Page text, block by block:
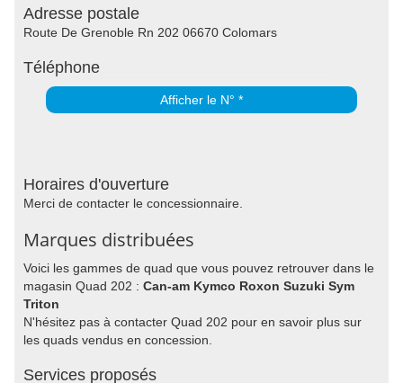
Adresse postale
Route De Grenoble Rn 202 06670 Colomars
Téléphone
Afficher le N° *
Horaires d'ouverture
Merci de contacter le concessionnaire.
Marques distribuées
Voici les gammes de quad que vous pouvez retrouver dans le
magasin Quad 202 : Can-am Kymco Roxon Suzuki Sym
Triton
N'hésitez pas à contacter Quad 202 pour en savoir plus sur
les quads vendus en concession.
Services proposés